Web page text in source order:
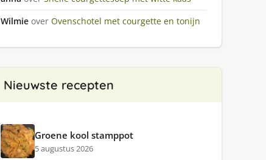
Wilmie over Ovenschotel met courgette en tonijn
Nieuwste recepten
Groene kool stamppot
5 augustus 2026